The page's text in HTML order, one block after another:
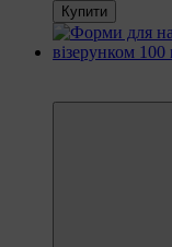
Купити